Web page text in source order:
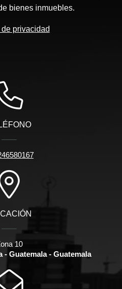
bienes inmuebles.
privacidad
10
- Guatemala - Guatemala